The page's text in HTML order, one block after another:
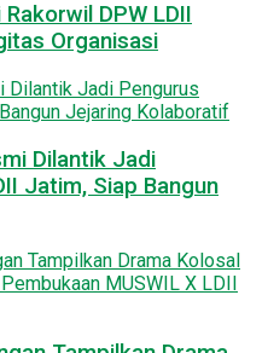
DPW LDII
Organisasi
Dilantik Jadi
Jatim, Siap Bangun